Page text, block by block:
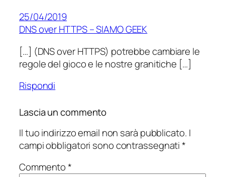
25/04/2019
DNS over HTTPS – SIAMO GEEK
[…] (DNS over HTTPS) potrebbe cambiare le
regole del gioco e le nostre granitiche […]
Rispondi
Lascia un commento
Il tuo indirizzo email non sarà pubblicato. I
campi obbligatori sono contrassegnati*
Commento*